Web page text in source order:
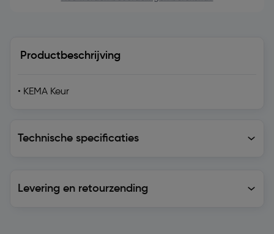
Productbeschrijving
• KEMA Keur
Technische specificaties
Levering en retourzending